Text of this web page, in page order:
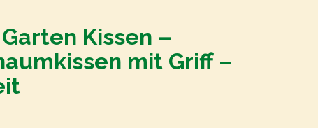
Kissen –
mit Griff –